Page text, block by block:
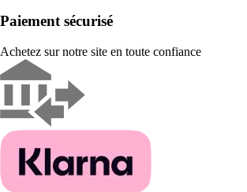
Paiement sécurisé
Achetez sur notre site en toute confiance